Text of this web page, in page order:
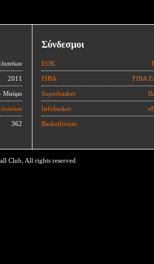
2011
Μαύρο
362
Σύνδεσμοι
ΕΟΚ
FIBA FIBA
Superbasket
Infobasket
Basketforum
Club, All rights reserved